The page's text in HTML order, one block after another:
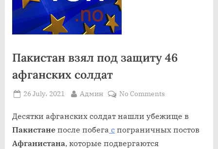
Пакистан взял под защиту 46
афганских солдат
Posted
26 July، 2021 By
Админ No Commentson
взял
под
Десятки афганских солдат нашли убежище в
Пакистане после побега с пограничных постов
Афганистана, которые подвергаются